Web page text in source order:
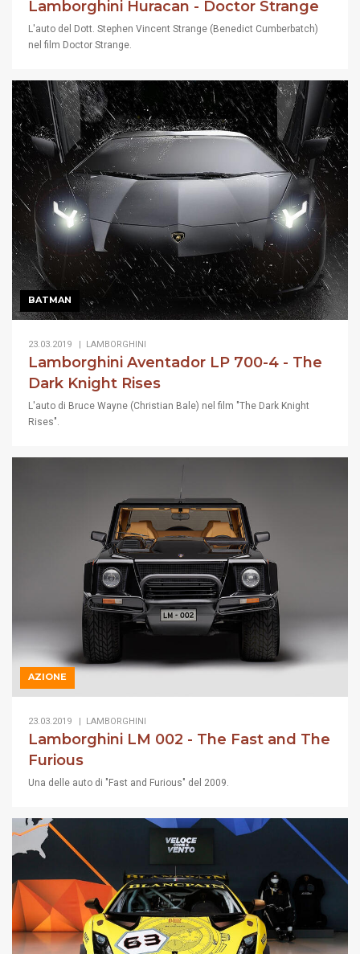
Lamborghini Huracan - Doctor Strange
L'auto del Dott. Stephen Vincent Strange (Benedict Cumberbatch)
nel film Doctor Strange.
BATMAN
23.03.2019 | LAMBORGHINI
Lamborghini Aventador LP 700-4 - The
Dark Knight Rises
L'auto di Bruce Wayne (Christian Bale) nel film "The Dark Knight
Rises".
AZIONE
23.03.2019 | LAMBORGHINI
Lamborghini LM 002 - The Fast and The
Furious
Una delle auto di "Fast and Furious" del 2009.